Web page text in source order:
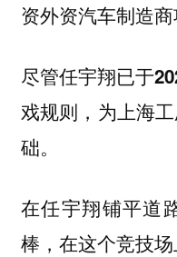
资外资汽车制造商
尽管任宇翔已于
戏规则，为上海
础。
在任宇翔铺平道
棒，在这个竞技场